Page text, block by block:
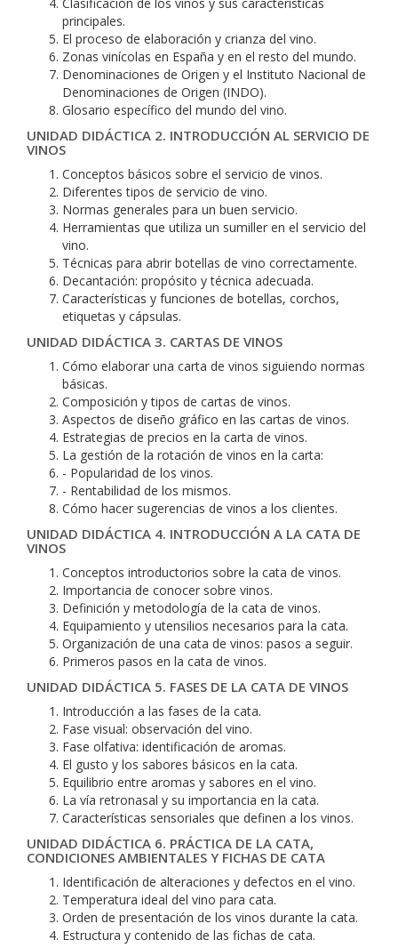
principales.
El proceso de elaboración y crianza del vino.
Zonas vinícolas en España y en el resto del mundo.
Denominaciones de Origen y el Instituto Nacional de
Denominaciones de Origen (INDO).
Glosario específico del mundo del vino.
UNIDAD DIDÁCTICA 2. INTRODUCCIÓN AL SERVICIO DE
VINOS
Conceptos básicos sobre el servicio de vinos.
Diferentes tipos de servicio de vino.
Normas generales para un buen servicio.
Herramientas que utiliza un sumiller en el servicio del
vino.
Técnicas para abrir botellas de vino correctamente.
Decantación: propósito y técnica adecuada.
Características y funciones de botellas, corchos,
etiquetas y cápsulas.
UNIDAD DIDÁCTICA 3. CARTAS DE VINOS
Cómo elaborar una carta de vinos siguiendo normas
básicas.
Composición y tipos de cartas de vinos.
Aspectos de diseño gráfico en las cartas de vinos.
Estrategias de precios en la carta de vinos.
La gestión de la rotación de vinos en la carta:
- Popularidad de los vinos.
- Rentabilidad de los mismos.
Cómo hacer sugerencias de vinos a los clientes.
UNIDAD DIDÁCTICA 4. INTRODUCCIÓN A LA CATA DE
VINOS
Conceptos introductorios sobre la cata de vinos.
Importancia de conocer sobre vinos.
Definición y metodología de la cata de vinos.
Equipamiento y utensilios necesarios para la cata.
Organización de una cata de vinos: pasos a seguir.
Primeros pasos en la cata de vinos.
UNIDAD DIDÁCTICA 5. FASES DE LA CATA DE VINOS
Introducción a las fases de la cata.
Fase visual: observación del vino.
Fase olfativa: identificación de aromas.
El gusto y los sabores básicos en la cata.
Equilibrio entre aromas y sabores en el vino.
La vía retronasal y su importancia en la cata.
Características sensoriales que definen a los vinos.
UNIDAD DIDÁCTICA 6. PRÁCTICA DE LA CATA,
CONDICIONES AMBIENTALES Y FICHAS DE CATA
Identificación de alteraciones y defectos en el vino.
Temperatura ideal del vino para cata.
Orden de presentación de los vinos durante la cata.
Estructura y contenido de las fichas de cata.